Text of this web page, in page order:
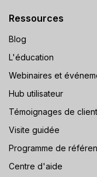
Ressources
Blog
L'éducation
Webinaires et
Hub utilisateur
Témoignages de
Visite guidée
Programme de
Centre d'aide